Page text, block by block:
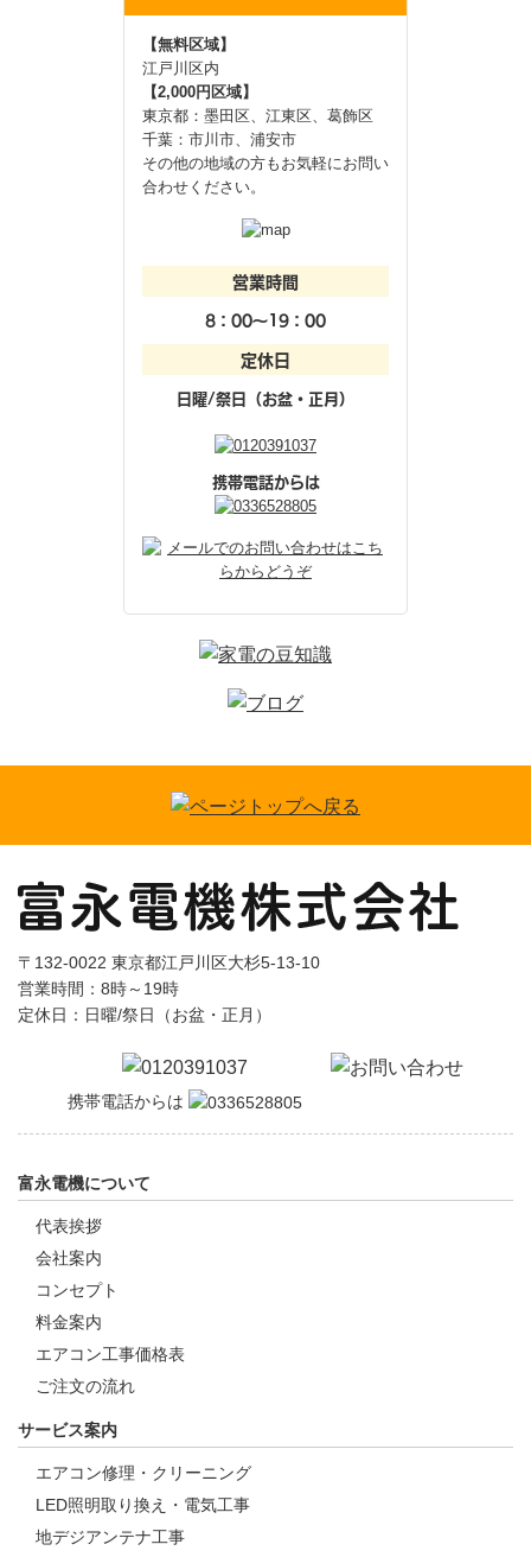
【無料区域】
江戸川区内
【2,000円区域】
東京都：墨田区、江東区、葛飾区
千葉：市川市、浦安市
その他の地域の方もお気軽にお問い
合わせください。
営業時間
8：00～19：00
定休日
日曜/祭日（お盆・正月）
携帯電話からは
〒132-0022 東京都江戸川区大杉5-13-10
営業時間：8時～19時
定休日：日曜/祭日（お盆・正月）
携帯電話からは
富永電機について
代表挨拶
会社案内
コンセプト
料金案内
エアコン工事価格表
ご注文の流れ
サービス案内
エアコン修理・クリーニング
LED照明取り換え・電気工事
地デジアンテナ工事